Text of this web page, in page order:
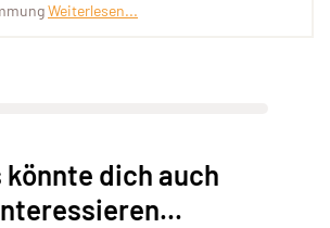
Weiterlesen...
könnte dich auch